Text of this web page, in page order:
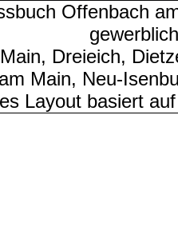
Offenbach
Dreieich,
Main, Neu-
Layout basiert